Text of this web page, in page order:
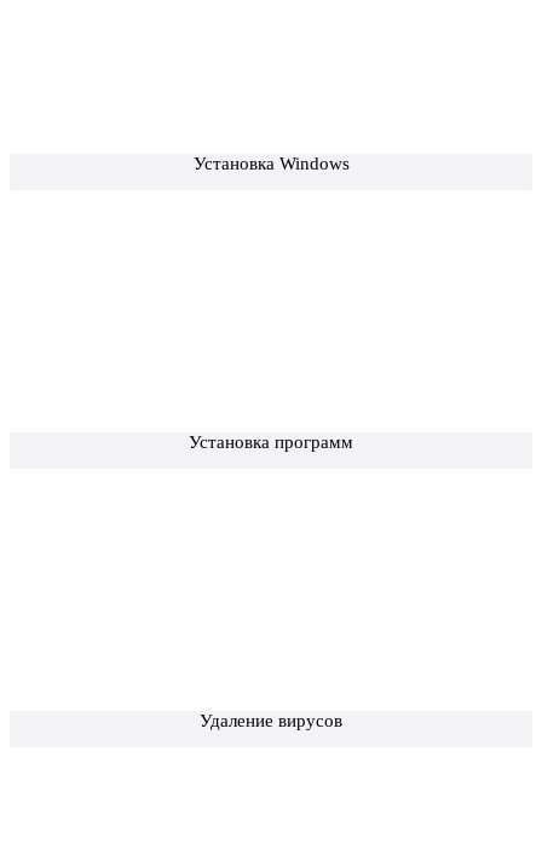
Установка Windows
Установка программ
Удаление вирусов